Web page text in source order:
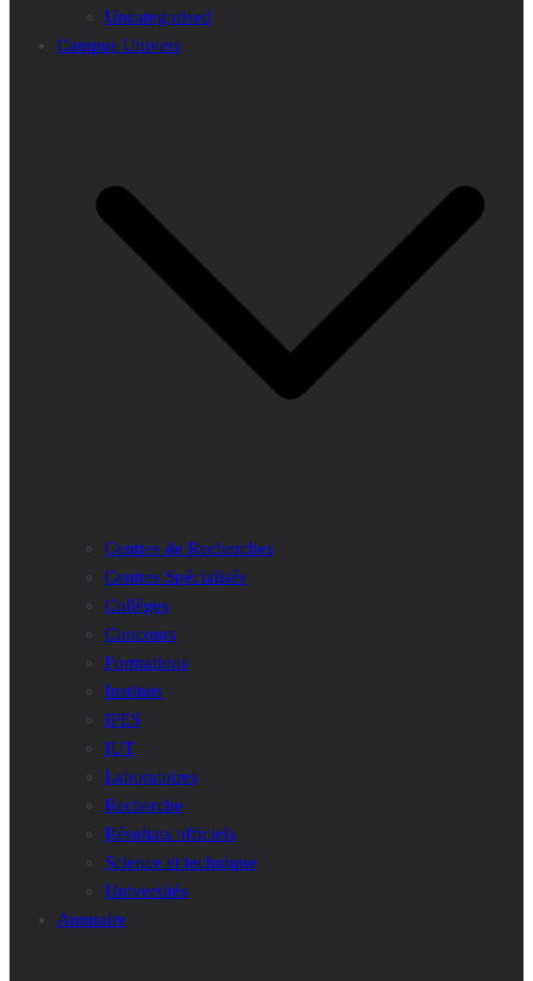
Uncategorised
Campus Univers
Centres de Recherches
Centres Spécialisés
Collèges
Concours
Formations
Instituts
IPES
IUT
Laboratoires
Recherche
Résultats officiels
Science et technique
Universités
Annuaire